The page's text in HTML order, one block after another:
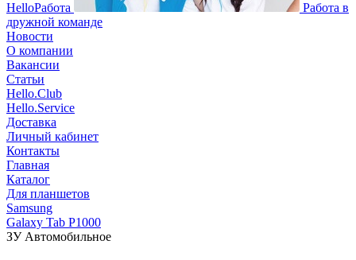
HelloРабота
Работа в
дружной команде
Новости
О компании
Вакансии
Статьи
Hello.Club
Hello.Service
Доставка
Личный кабинет
Контакты
Главная
Каталог
Для планшетов
Samsung
Galaxy Tab P1000
ЗУ Автомобильное